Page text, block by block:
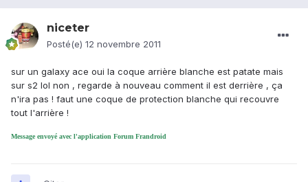
niceter
Posté(e) 12 novembre 2011
sur un galaxy ace oui la coque arrière blanche est patate mais
sur s2 lol non , regarde à nouveau comment il est derrière , ça
n'ira pas ! faut une coque de protection blanche qui recouvre
tout l'arrière !
Message envoyé avec l'application Forum Frandroid